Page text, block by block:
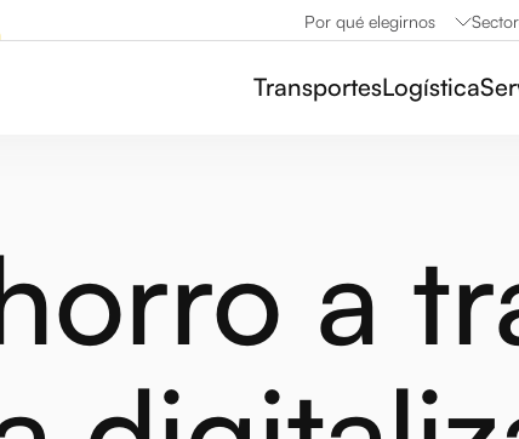
Por qué elegirnos
TransportesLogística
a